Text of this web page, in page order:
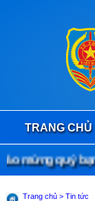
TRANG CHỦ
quý bạn
Trang chủ > Tin tức